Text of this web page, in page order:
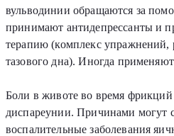
вульводинии обращаются за
принимают антидепрессанты и
терапию (комплекс
тазового дна). Иногда
Боли в животе во время фрикций
диспареунии. Причинами могут
воспалительные заболевания